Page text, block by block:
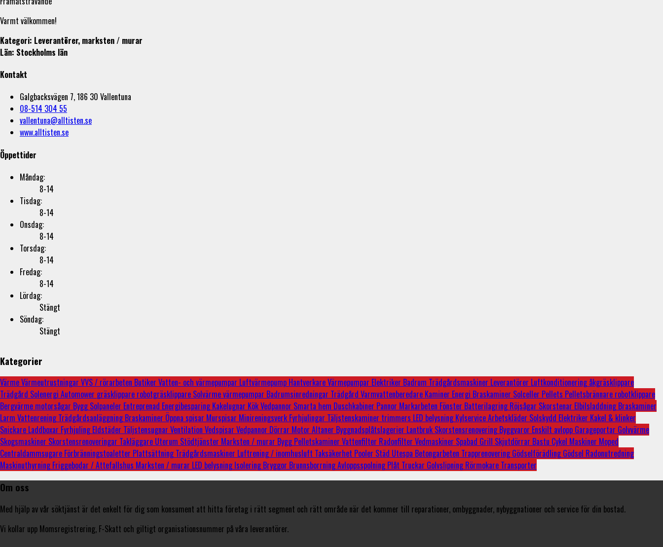
Varmt välkommen!
Kategori: Leverantörer, marksten / murar
Län: Stockholms län
Kontakt
Galgbacksvägen 7, 186 30 Vallentuna
08-514 304 55
vallentuna@alltisten.se
www.alltisten.se
Öppettider
Måndag:
8-14
Tisdag:
8-14
Onsdag:
8-14
Torsdag:
8-14
Fredag:
8-14
Lördag:
Stängt
Söndag:
Stängt
Kategorier
VärmeVärmeutrustningar VVS / rörarbeten Butiker Vatten- och värmepumpar Luftvärmepump HantverkareVärmepumpar Elektriker Badrum Trädgårdsmaskiner Leverantörer Luftkonditioneringåkgräsklippare
Trädgård Solenergi Automower gräsklippare robotgräsklippare Solvärmevärmepumpar Badrumsinredningar Trädgård Varmvattenberedare Kaminer Energi Braskaminer Solceller Pellets Pelletsbrännare robotklippare
Bergvärme motorsågar ByggSolpaneler Entreprenad EnergibesparingKakelugnar KökVedpannor Smarta hem Duschkabiner Pannor Markarbeten Fönster BatterilagringRöjsågar Skorstenar ElbilsladdningBraskaminer
Larm VattenreningTrädgårdsanläggningBraskaminer Öppna spisar Murspisar Minireningsverk Fyrhjulingar Täljstenskaminer trimmers LED belysningKylserviceArbetskläder Solskydd Elektriker Kakel & klinker
Snickare Laddboxar FyrhjulingEldstäder Täljstensugnar Ventilation Vedspisar Vedpannor Dörrar Motor Altaner Byggnadsplåtslagerier Lantbruk SkorstensrenoveringByggvaror Enskilt avlopp Garageportar Golvvärme
Skogsmaskiner Skorstensrenoveringar Takläggare Uterum Stödtjänster Marksten / murar ByggPelletskaminer Vattenfilter Radonfilter Vedmaskiner Spabad Grill Skjutdörrar Bastu Cykel Maskiner Moped
Centraldammsugare Förbränningstoaletter PlattsättningTrädgårdsmaskiner Luftrening / inomhusluft Taksäkerhet Pooler Städ Utespa Betongarbeten TrapprenoveringGödselförädlingGödsel Radonutredning
MaskinuthyrningFriggebodar / Attefallshus Marksten / murar LED belysningIsoleringBryggor BrunnsborrningAvloppsspolningPlåt Truckar GolvslipningRörmokare Transporter
Om oss
Med hjälp av vår söktjänst är det enkelt för dig som konsument att hitta företag i rätt segment och rätt område när det kommer till reparationer, ombyggnader, nybyggnationer och service för din bostad.
Vi kollar upp Momsregistrering, F-Skatt och giltigt organisationsnummer på våra leverantörer.